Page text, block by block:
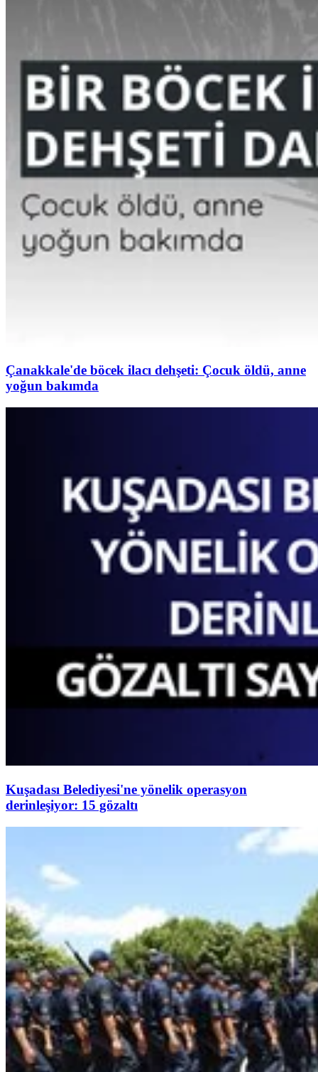
Çanakkale'de böcek ilacı dehşeti: Çocuk öldü, anne
yoğun bakımda
Kuşadası Belediyesi'ne yönelik operasyon
derinleşiyor: 15 gözaltı